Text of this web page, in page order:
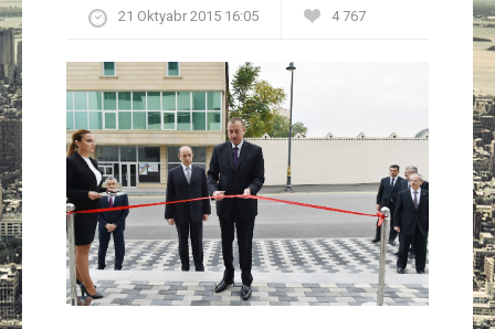
Mədəniyyət
İdman
Layihə
21 Oktyabr 2015 16:05 4 767